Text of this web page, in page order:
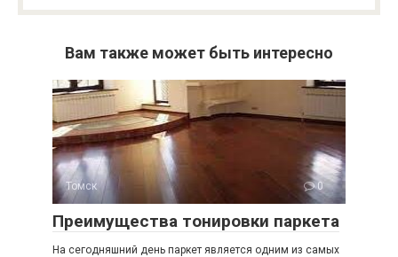
Вам также может быть интересно
Томск 0
Преимущества тонировки паркета
На сегодняшний день паркет является одним из самых